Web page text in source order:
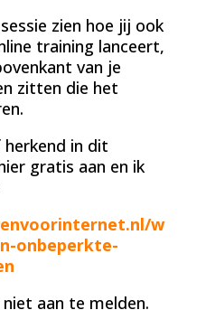
zien hoe jij ook
training lanceert,
van je
zitten die het
in dit
gratis aan en ik
w
onbeperkte-
aan te melden.